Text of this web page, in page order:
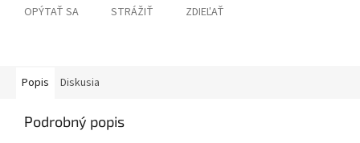
OPÝTAŤ SA STRÁŽIŤ ZDIEĽAŤ
Popis Diskusia
Podrobný popis